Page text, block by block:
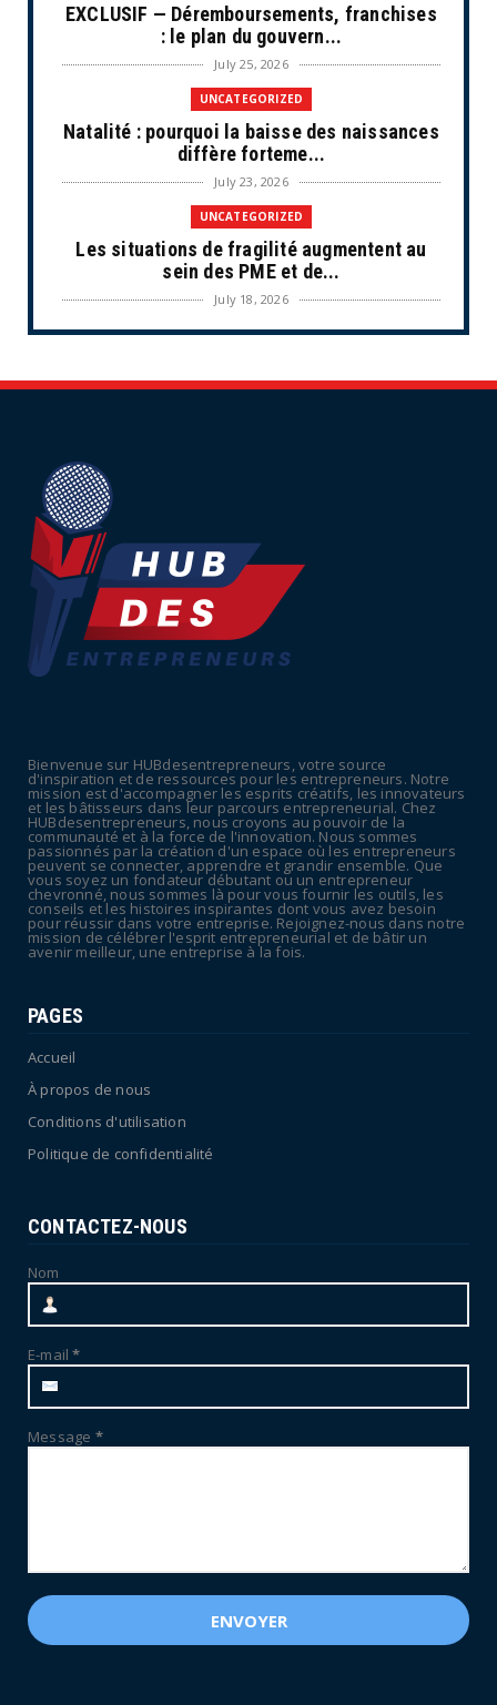
EXCLUSIF — Déremboursements, franchises
: le plan du gouvern...
July 25, 2026
UNCATEGORIZED
Natalité : pourquoi la baisse des naissances
diffère forteme...
July 23, 2026
UNCATEGORIZED
Les situations de fragilité augmentent au
sein des PME et de...
July 18, 2026
ECONOMIE
coup de pression syn...
Tabac : les ventes chutent, les recettes
UNCATEGORIZED
Retraites : nouveau plaidoyer pour un coup
de frein sur les ...
July 09, 2026
July 08, 2026
POLITIQUE
Canicule : sept départements du Sud placés
en vigilance oran...
July 04, 2026
Bienvenue sur HUBdesentrepreneurs, votre source
d'inspiration et de ressources pour les entrepreneurs. Notre
mission est d'accompagner les esprits créatifs, les innovateurs
et les bâtisseurs dans leur parcours entrepreneurial. Chez
HUBdesentrepreneurs, nous croyons au pouvoir de la
communauté et à la force de l'innovation. Nous sommes
passionnés par la création d'un espace où les entrepreneurs
peuvent se connecter, apprendre et grandir ensemble. Que
vous soyez un fondateur débutant ou un entrepreneur
chevronné, nous sommes là pour vous fournir les outils, les
conseils et les histoires inspirantes dont vous avez besoin
pour réussir dans votre entreprise. Rejoignez-nous dans notre
mission de célébrer l'esprit entrepreneurial et de bâtir un
avenir meilleur, une entreprise à la fois.
PAGES
Accueil
À propos de nous
Conditions d'utilisation
Politique de confidentialité
CONTACTEZ-NOUS
Nom
E-mail*
Message *